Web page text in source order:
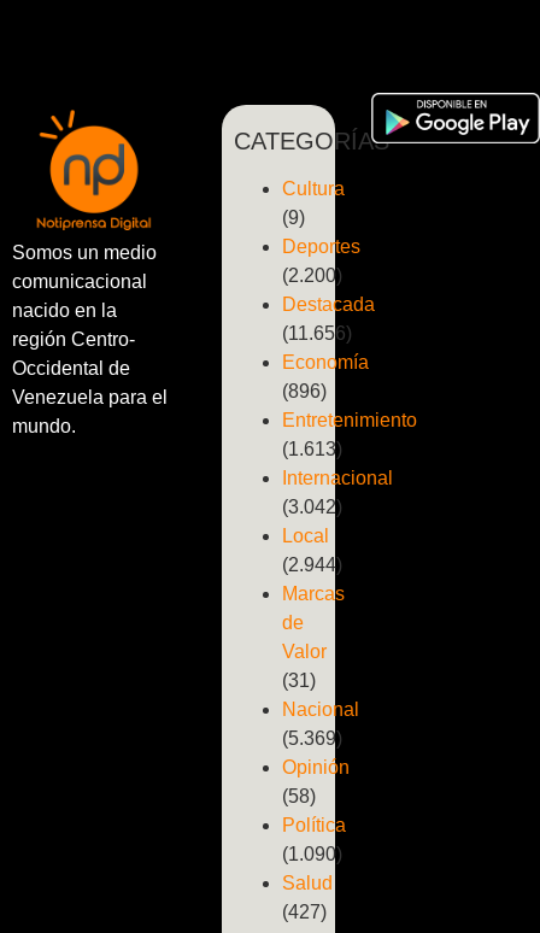
Somos un medio
comunicacional
nacido en la
región Centro-
Occidental de
Venezuela para el
mundo.
CATEGORÍAS
Cultura
(9)
Deportes
(2.200)
Destacada
(11.656)
Economía
(896)
Entretenimiento
(1.613)
Internacional
(3.042)
Local
(2.944)
Marcas
de
Valor
(31)
Nacional
(5.369)
Opinión
(58)
Política
(1.090)
Salud
(427)